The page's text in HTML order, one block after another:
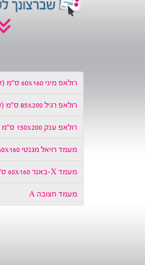
רולאפ מיני 60x160 ס״מ (קטן)
רולאפ רגיל 85x200 ס״מ (סטנדרט)
רולאפ ענק 150x200 ס״מ (גדול)
מעמד רויאל מגנטי 60x160 ס״מ
מעמד X-באנר 60x160 ס״מ
מעמד חצובה A